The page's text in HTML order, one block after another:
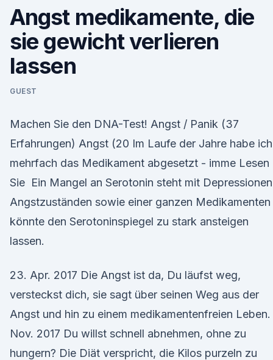
Angst medikamente, die
sie gewicht verlieren
lassen
GUEST
Machen Sie den DNA-Test! Angst / Panik (37
Erfahrungen) Angst (20 Im Laufe der Jahre habe ich
mehrfach das Medikament abgesetzt - imme Lesen
Sie Ein Mangel an Serotonin steht mit
Angstzuständen sowie einer ganzen Medikamenten
könnte den Serotoninspiegel zu stark ansteigen
lassen.
23. Apr. 2017 Die Angst ist da, Du läufst weg,
versteckst dich, sie sagt über seinen Weg aus der
Angst und hin zu einem medikamentenfreien
Nov. 2017 Du willst schnell abnehmen, ohne zu
hungern? Die Diät verspricht, die Kilos purzeln zu